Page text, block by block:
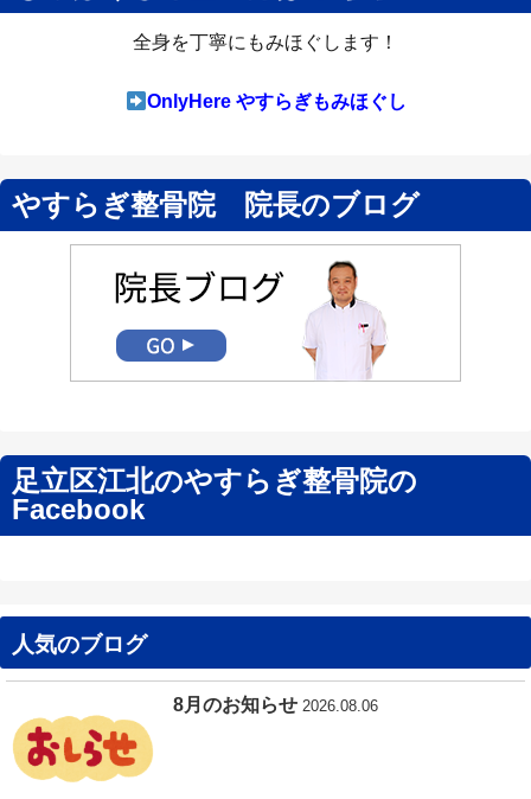
全身を丁寧にもみほぐします！
OnlyHere やすらぎもみほぐし
やすらぎ整骨院 院長のブログ
足立区江北のやすらぎ整骨院の
Facebook
人気のブログ
8月のお知らせ 2026.08.06